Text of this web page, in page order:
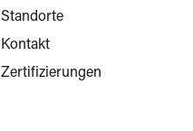
Standorte
Kontakt
Zertifizierungen